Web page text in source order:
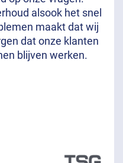
alsook het snel
maakt dat wij
dat onze klanten
blijven werken.